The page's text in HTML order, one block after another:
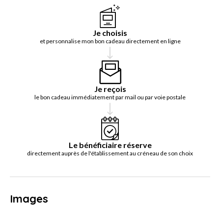
Je choisis
et personnalise mon bon cadeau directement en ligne
Je reçois
le bon cadeau immédiatement par mail ou par voie postale
Le bénéficiaire réserve
directement auprès de l'établissement au créneau de son choix
Images